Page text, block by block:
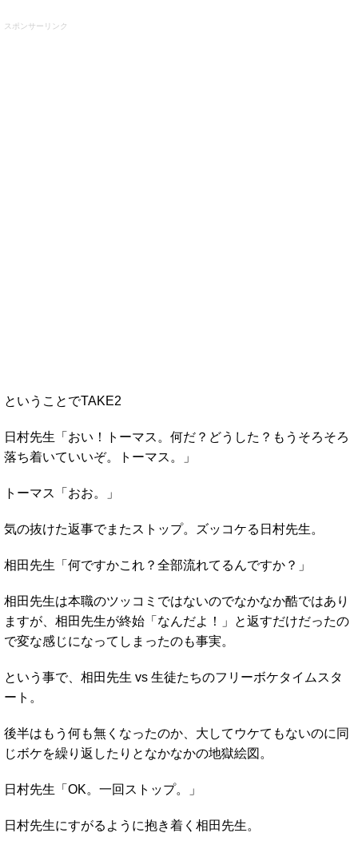
スポンサーリンク
ということでTAKE2
日村先生「おい！トーマス。何だ？どうした？もうそろそろ
落ち着いていいぞ。トーマス。」
トーマス「おお。」
気の抜けた返事でまたストップ。ズッコケる日村先生。
相田先生「何ですかこれ？全部流れてるんですか？」
相田先生は本職のツッコミではないのでなかなか酷ではあり
ますが、相田先生が終始「なんだよ！」と返すだけだったの
で変な感じになってしまったのも事実。
という事で、相田先生 vs 生徒たちのフリーボケタイムスタ
ート。
後半はもう何も無くなったのか、大してウケてもないのに同
じボケを繰り返したりとなかなかの地獄絵図。
日村先生「OK。一回ストップ。」
日村先生にすがるように抱き着く相田先生。